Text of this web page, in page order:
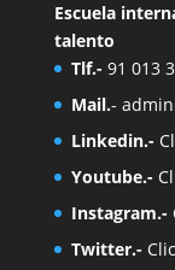
Escuela
talento
Tlf.- 91 013
Mail.-
Linkedin.-
Youtube.-
Instagram.-
Twitter.-